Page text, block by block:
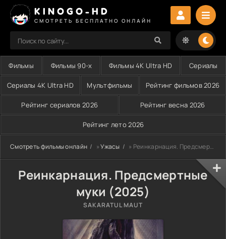
KINOGO-HD
СМОТРЕТЬ БЕСПЛАТНО ОНЛАЙН
Фильмы Фильмы 90-х Фильмы 4K Ultra HD Сериалы
Сериалы 4K Ultra HD Мультфильмы Рейтинг фильмов 2026
Рейтинг сериалов 2026 Рейтинг весна 2026
Рейтинг лето 2026
Смотреть фильмы онлайн »Ужасы » Реинкарнация. Предсмертные муки (2025)
Реинкарнация. Предсмертные
муки (2025)
SAKARATUL MAUT